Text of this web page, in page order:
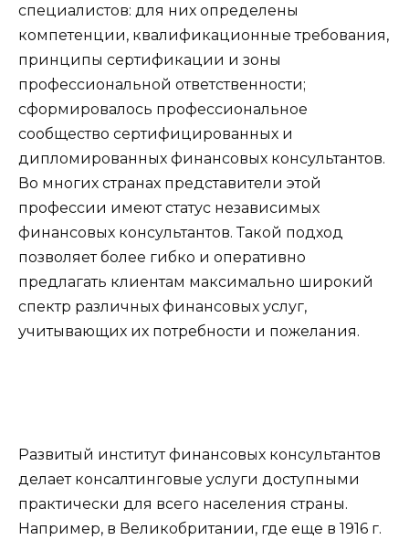
специалистов: для них определены
компетенции, квалификационные требования,
принципы сертификации и зоны
профессиональной ответственности;
сформировалось профессиональное
сообщество сертифицированных и
дипломированных финансовых консультантов.
Во многих странах представители этой
профессии имеют статус независимых
финансовых консультантов. Такой подход
позволяет более гибко и оперативно
предлагать клиентам максимально широкий
спектр различных финансовых услуг,
учитывающих их потребности и пожелания.
Развитый институт финансовых консультантов
делает консалтинговые услуги доступными
практически для всего населения страны.
Например, в Великобритании, где еще в 1916 г.